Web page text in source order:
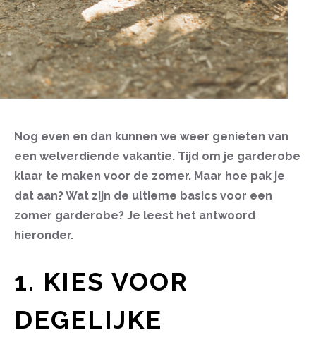
Nog even en dan kunnen we weer genieten van
een welverdiende vakantie. Tijd om je garderobe
klaar te maken voor de zomer. Maar hoe pak je
dat aan? Wat zijn de ultieme basics voor een
zomer garderobe? Je leest het antwoord
hieronder.
1. KIES VOOR
DEGELIJKE